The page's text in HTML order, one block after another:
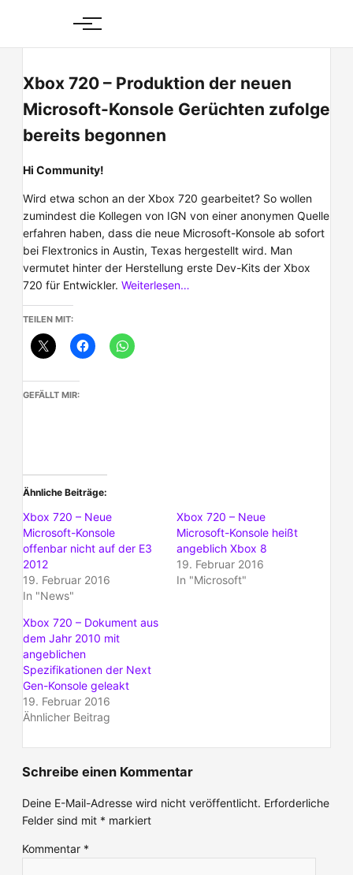
content
Xbox 720 – Produktion der neuen
Microsoft-Konsole Gerüchten zufolge
bereits begonnen
Hi Community!
Wird etwa schon an der Xbox 720 gearbeitet? So wollen
zumindest die Kollegen von IGN von einer anonymen Quelle
erfahren haben, dass die neue Microsoft-Konsole ab sofort
bei Flextronics in Austin, Texas hergestellt wird. Man
vermutet hinter der Herstellung erste Dev-Kits der Xbox
720 für Entwickler. Weiterlesen…
TEILEN MIT:
GEFÄLLT MIR:
Ähnliche Beiträge
Xbox 720 – Neue
Microsoft-Konsole
offenbar nicht auf der E3
2012
19. Februar 2016
In "News"
Xbox 720 – Neue
Microsoft-Konsole heißt
angeblich Xbox 8
19. Februar 2016
In "Microsoft"
Xbox 720 – Dokument aus
dem Jahr 2010 mit
angeblichen
Spezifikationen der Next
Gen-Konsole geleakt
19. Februar 2016
Ähnlicher Beitrag
Schreibe einen Kommentar
Deine E-Mail-Adresse wird nicht veröffentlicht. Erforderliche
Felder sind mit * markiert
Kommentar *